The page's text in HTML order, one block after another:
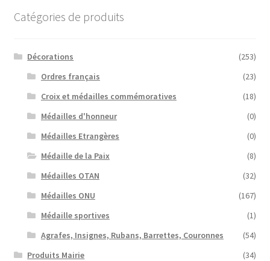
Catégories de produits
Décorations
(253)
Ordres français
(23)
Croix et médailles commémoratives
(18)
Médailles d'honneur
(0)
Médailles Etrangères
(0)
Médaille de la Paix
(8)
Médailles OTAN
(32)
Médailles ONU
(167)
Médaille sportives
(1)
Agrafes, Insignes, Rubans, Barrettes, Couronnes
(54)
Produits Mairie
(34)